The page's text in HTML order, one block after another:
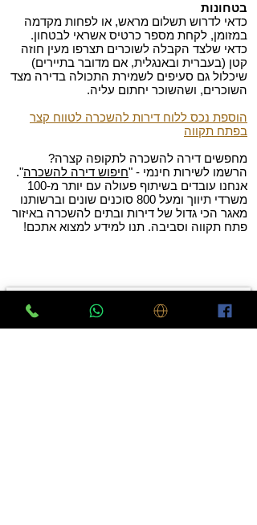
בטחונות
כדאי לדרוש תשלום מראש, או לפחות מקדמה
במזומן, לקחת מספר כרטיס אשראי לבטחון.
כדאי שלצד הקבלה לשוכרים תצרפו מעין חוזה
קטן (בעברית ובאנגלית, אם מדובר בתיירים)
שיכלול גם סעיפים לשמירת התכולה בדירה מצד
השוכרים, ושהשוכר יחתום עליה.
הוספת נכס ללוח דירות להשכרה לטווח קצר
בפתח תקווה
מחפשים דירה להשכרה לתקופה קצרה?
הרשמו לשירות חינמי - "חיפוש דירה להשכרה".
אנחנו עובדים בשיתוף פעולה עם
יותר מ-100
משרדי תיווך ומעל 800 סוכנים שונים
וברשותנו
מאגר הכי גדול של דירות ובתים להשכרה באיזור
פתח תקווה וסביבה. תנו למידע למצוא אתכם!